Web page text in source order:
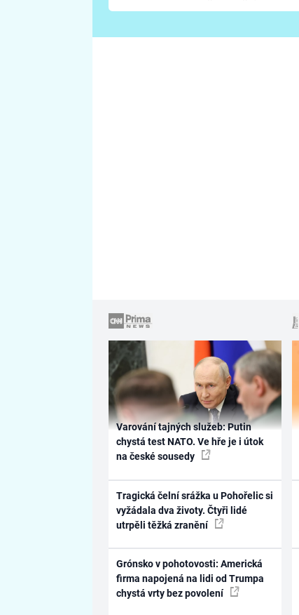
vhodný jen pro některé
Varování tajných služeb: Putin
chystá test NATO. Ve hře je i útok
na české sousedy
Tragická čelní srážka u Pohořelic si
vyžádala dva životy. Čtyři lidé
utrpěli těžká zranění
Grónsko v pohotovosti: Americká
firma napojená na lidi od Trumpa
chystá vrty bez povolení